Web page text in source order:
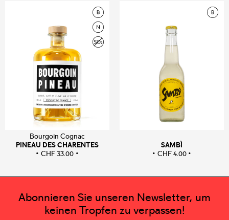
Bourgoin Cognac
PINEAU DES CHARENTES
CHF33.00
SAMBÌ
CHF4.00
Abonnieren Sie unseren Newsletter, um
keinen Tropfen zu verpassen!